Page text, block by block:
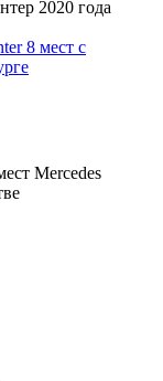
2020 года
Mercedes